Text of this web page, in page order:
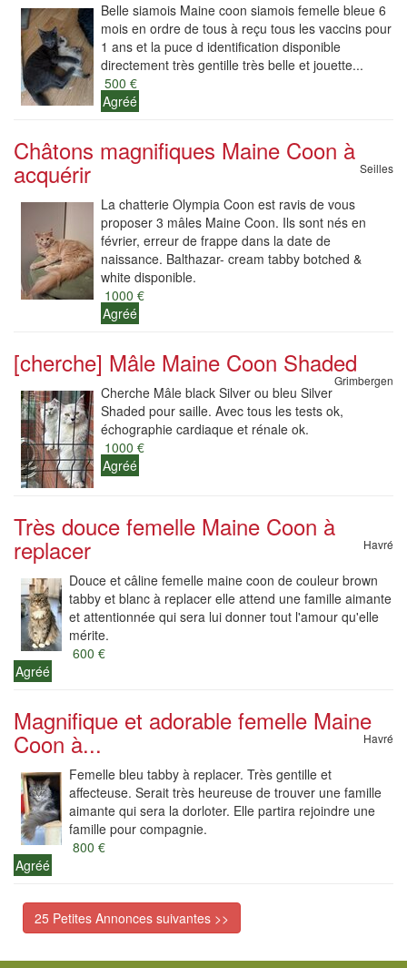
Belle siamois Maine coon siamois femelle bleue 6
mois en ordre de tous à reçu tous les vaccins pour
1 ans et la puce d identification disponible
directement très gentille très belle et jouette...
500 €
Agréé
Châtons magnifiques Maine Coon à
acquérir Seilles
La chatterie Olympia Coon est ravis de vous
proposer 3 mâles Maine Coon. Ils sont nés en
février, erreur de frappe dans la date de
naissance. Balthazar- cream tabby botched &
white disponible.
1000 €
Agréé
[cherche] Mâle Maine Coon Shaded
Grimbergen
Cherche Mâle black Silver ou bleu Silver
Shaded pour saille. Avec tous les tests ok,
échographie cardiaque et rénale ok.
1000 €
Agréé
Très douce femelle Maine Coon à
replacer Havré
Douce et câline femelle maine coon de couleur brown
tabby et blanc à replacer elle attend une famille aimante
et attentionnée qui sera lui donner tout l'amour qu'elle
mérite.
600 €
Agréé
Magnifique et adorable femelle Maine
Coon à... Havré
Femelle bleu tabby à replacer. Très gentille et
affecteuse. Serait très heureuse de trouver une famille
aimante qui sera la dorloter. Elle partira rejoindre une
famille pour compagnie.
800 €
Agréé
25 Petites Annonces suivantes >>